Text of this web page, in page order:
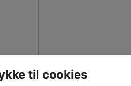
til cookies